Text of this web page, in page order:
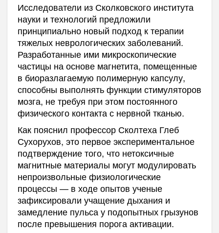
Исследователи из Сколковского института
науки и технологий предложили
принципиально новый подход к терапии
тяжелых неврологических заболеваний.
Разработанные ими микроскопические
частицы на основе магнетита, помещенные
в биоразлагаемую полимерную капсулу,
способны выполнять функции стимуляторов
мозга, не требуя при этом постоянного
физического контакта с нервной тканью.
Как пояснил профессор Сколтеха Глеб
Сухорухов, это первое экспериментальное
подтверждение того, что нетоксичные
магнитные материалы могут модулировать
непроизвольные физиологические
процессы — в ходе опытов ученые
зафиксировали учащение дыхания и
замедление пульса у подопытных грызунов
после превышения порога активации.